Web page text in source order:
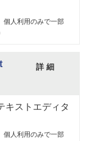
個人利用のみで一部
詳 細
キストエディタ
個人利用のみで一部